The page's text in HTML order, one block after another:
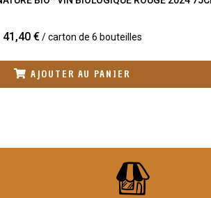
€/ carton de 6 bouteilles
AJOUTER AU PANIER